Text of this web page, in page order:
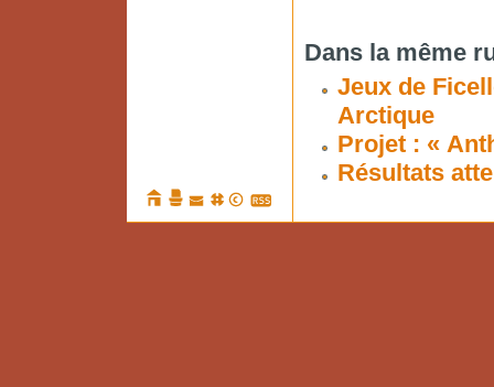
Dans la même
Jeux de
Arctique
Projet : «
Résultats